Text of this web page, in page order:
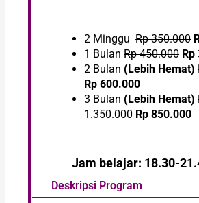
2 MingguRp 350.000
1 BulanRp 450.000
2 Bulan (Lebih Hemat)
Rp 600.000
3 Bulan (Lebih Hemat)
1.350.000 Rp 850.000
Jam belajar: 18.30-
Deskripsi Program